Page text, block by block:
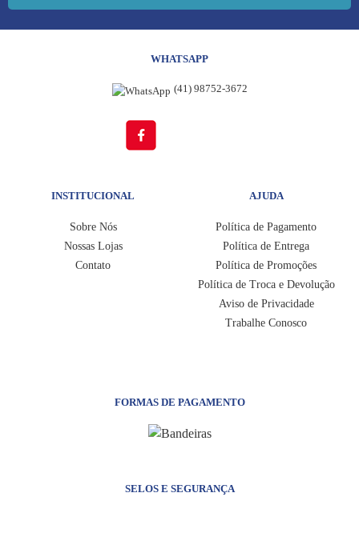
WHATSAPP
(41) 98752-3672
INSTITUCIONAL
Sobre Nós
Nossas Lojas
Contato
AJUDA
Política de Pagamento
Política de Entrega
Política de Promoções
Política de Troca e Devolução
Aviso de Privacidade
Trabalhe Conosco
FORMAS DE PAGAMENTO
SELOS E SEGURANÇA